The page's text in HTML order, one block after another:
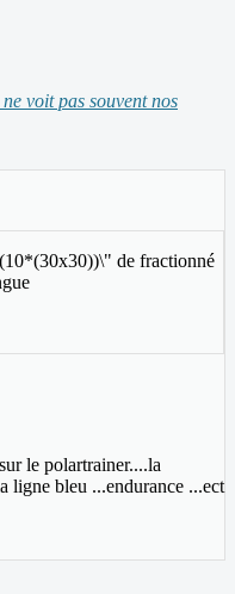
voit pas souvent nos
de fractionné
le polartrainer....la
ligne bleu ...endurance ...ect